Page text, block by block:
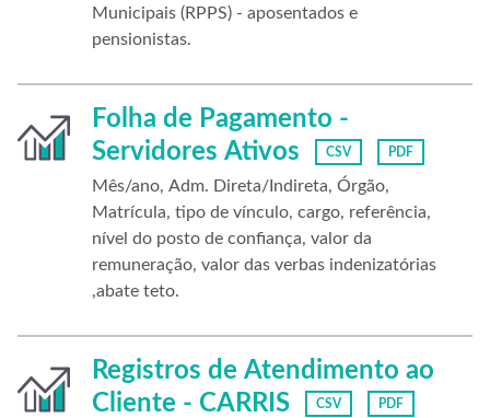
Municipais (RPPS) - aposentados e
pensionistas.
Folha de Pagamento -
Servidores Ativos
CSV PDF
Mês/ano, Adm. Direta/Indireta, Órgão,
Matrícula, tipo de vínculo, cargo, referência,
nível do posto de confiança, valor da
remuneração, valor das verbas indenizatórias
,abate teto.
Registros de Atendimento ao
Cliente - CARRIS
CSV PDF